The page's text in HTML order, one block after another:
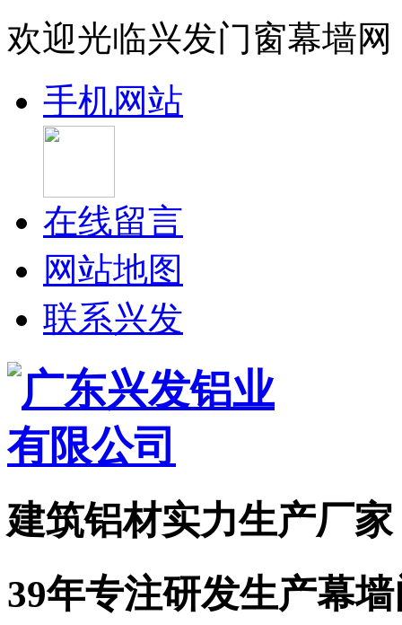
欢迎光临兴发门窗幕墙网
手机网站
在线留言
网站地图
联系兴发
建筑铝材实力生产厂家
39年专注研发生产幕